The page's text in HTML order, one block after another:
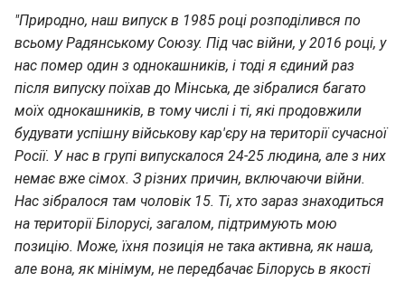
"Природно, наш випуск в 1985 році розподілився по
всьому Радянському Союзу. Під час війни, у 2016 році, у
нас помер один з однокашників, і тоді я єдиний раз
після випуску поїхав до Мінська, де зібралися багато
моїх однокашників, в тому числі і ті, які продовжили
будувати успішну військову кар'єру на території сучасної
Росії. У нас в групі випускалося 24-25 людина, але з них
немає вже сімох. З різних причин, включаючи війни.
Нас зібралося там чоловік 15. Ті, хто зараз знаходиться
на території Білорусі, загалом, підтримують мою
позицію. Може, їхня позиція не така активна, як наша,
але вона, як мінімум, не передбачає Білорусь в якості